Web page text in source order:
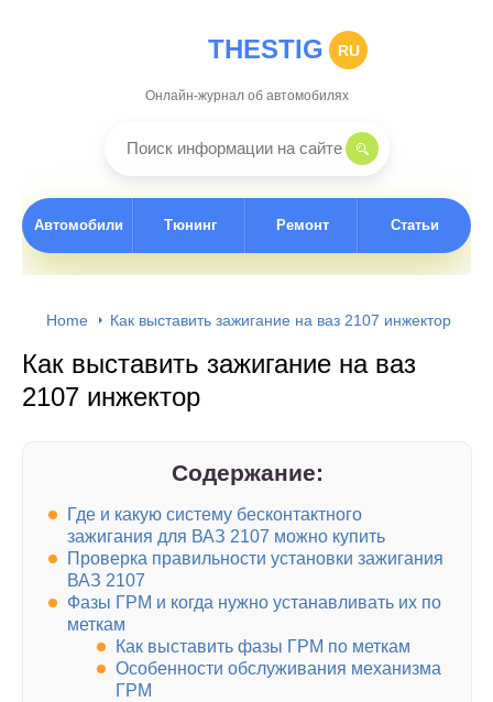
THESTIG RU
Онлайн-журнал об автомобилях
Автомобили Тюнинг Ремонт Статьи
Home Как выставить зажигание на ваз 2107 инжектор
Как выставить зажигание на ваз
2107 инжектор
Содержание:
Где и какую систему бесконтактного
зажигания для ВАЗ 2107 можно купить
Проверка правильности установки зажигания
ВАЗ 2107
Фазы ГРМ и когда нужно устанавливать их по
меткам
Как выставить фазы ГРМ по меткам
Особенности обслуживания механизма
ГРМ